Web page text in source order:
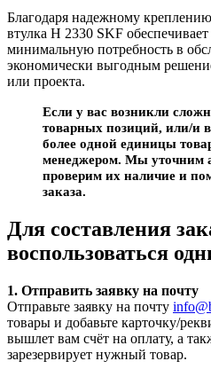
Благодаря надежному
втулка H 2330 SKF
минимальную потребность в
экономически выгодным
или проекта.
Если у вас возникли
товарных позиций, или/и
более одной единицы
менеджером. Мы уточним
проверим их наличие и
заказа.
Для составления
воспользоваться
1. Отправить заявку на почту
Отправьте заявку на почту
товары и добавьте карточку/
вышлет вам счёт на оплату, а
зарезервирует нужный товар.